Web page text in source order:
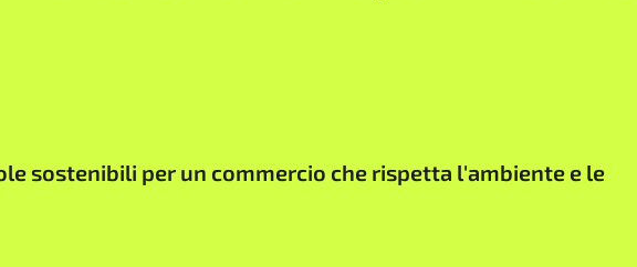
sostenibili per un commercio che rispetta l'ambiente e le